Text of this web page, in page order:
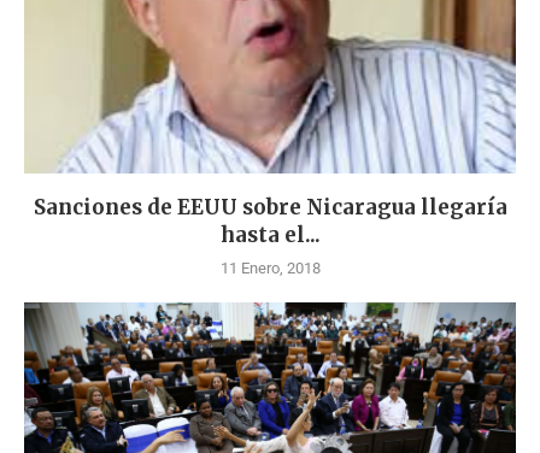
Sanciones de EEUU sobre Nicaragua llegaría
hasta el...
11 Enero, 2018